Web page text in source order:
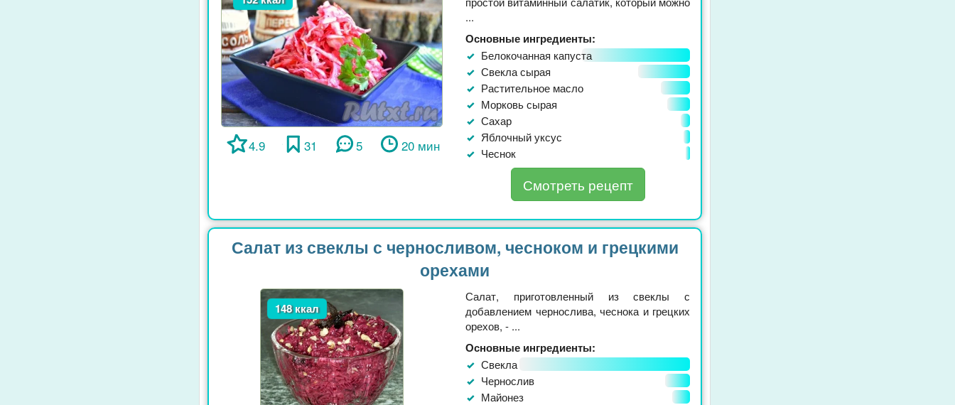
4.9 31 5 20 мин
...
Основные ингредиенты:
Белокочанная капуста
Свекла сырая
Растительное масло
Морковь сырая
Сахар
Яблочный уксус
Чеснок
Смотреть рецепт
Салат из свеклы с черносливом, чесноком и грецкими
орехами
148 ккал
Салат, приготовленный из свеклы с
добавлением чернослива, чеснока и грецких
орехов, - ...
Основные ингредиенты:
Свекла
Чернослив
Майонез